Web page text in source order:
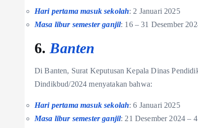
Hari pertama masuk sekolah: 2 Januari 2025
Masa libur semester ganjil: 16 – 31 Desember
6.Banten
Di Banten, Surat Keputusan Kepala Dinas
Dindikbud/2024 menyatakan bahwa:
Hari pertama masuk sekolah: 6 Januari 2025
Masa libur semester ganjil: 21 Desember 2024 –